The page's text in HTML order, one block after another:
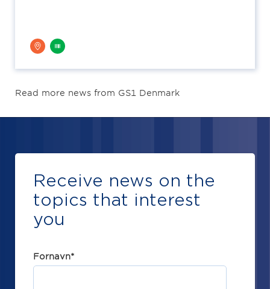
Read more news from GS1 Denmark
Receive news on the
topics that interest
you
Fornavn*